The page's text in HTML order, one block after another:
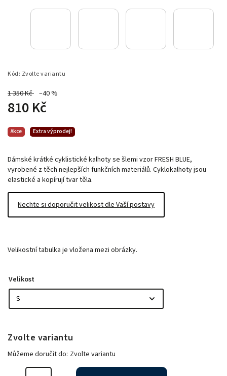
Kód: Zvolte variantu
1 350 Kč –40 %
810 Kč
Dámské krátké cyklistické kalhoty se šlemi vzor FRESH BLUE,
vyrobené z těch nejlepších funkčních materiálů. Cyklokalhoty jsou
elastické a kopírují tvar těla.
Nechte si doporučit velikost dle Vaší postavy
Velikostní tabulka je vložena mezi obrázky.
Akce Extra výprodej!
Velikost
Zvolte variantu
Můžeme doručit do: Zvolte variantu